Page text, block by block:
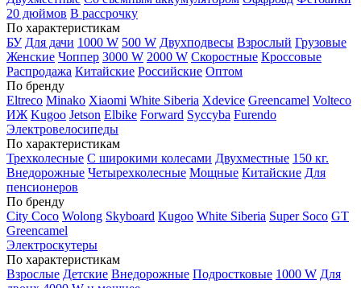
20 дюймов В рассрочку
По характеристикам
БУ Для дачи 1000 W 500 W Двухподвесы Взрослый Грузовые
Женские Чоппер 3000 W 2000 W Скоростные Кроссовые
Распродажа Китайские Российские Оптом
По бренду
Eltreco Minako Xiaomi White Siberia Xdevice Greencamel Volteco
ИЖ Kugoo Jetson Elbike Forward Syccyba Furendo
Электровелосипеды
По характеристикам
Трехколесные С широкими колесами Двухместные 150 кг.
Внедорожные Четырехколесные Мощные Китайские Для
пенсионеров
По бренду
City Coco Wolong Skyboard Kugoo White Siberia Super Soco GT
Greencamel
Электроскутеры
По характеристикам
Взрослые Детские Внедорожные Подростковые 1000 W Для